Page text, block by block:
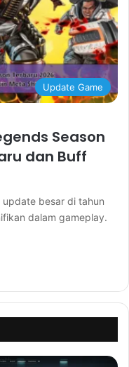
Update Game
Season
dan Buff
besar di tahun
dalam gameplay.